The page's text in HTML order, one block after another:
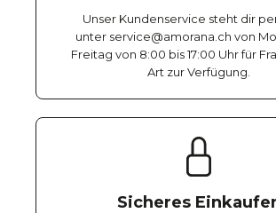
Unser Kundenservice steht dir
unter service@amorana.ch von
Freitag von 8:00 bis 17:00 Uhr für
Art zur Verfügung.
Sicheres